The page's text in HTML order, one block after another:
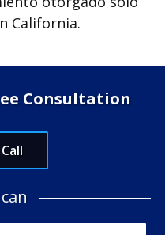
California.
Consultation